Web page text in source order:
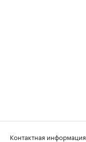
Контактная информация